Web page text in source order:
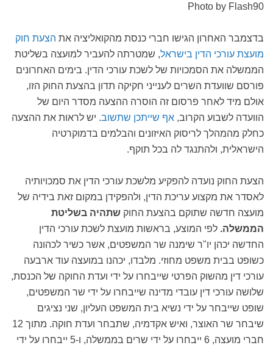
Photo by Flash90
בדצמבר האחרון הגישו חברי כנסת מהקואליציה את הצעת חוק
מועצת עורכי הדין בישראל, שמטרתה להעביר למועצה בשליטת
הממשלה את הסמכויות של לשכת עורכי הדין. בימים האחרונים
פורסם שוועדת השרים לענייני חקיקה תדון בהצעת החוק הזו,
אולם מיד לאחר פרסום זה הוסרה ההצעה מסדר היום של
הוועדה לשבוע הקרוב, אף שייתכן שתשוב. יש לראות את ההצעה
כחלק מהמהלך לריסוק האיזונים והבלמים בדמוקרטיה
הישראלית, ולהתנגד לה בכל תוקף.
הצעת החוק נועדה להפקיע מלשכת עורכי הדין את סמכויותיה
לאסדר את מקצוע עריכת הדין, ולהפקידן במקום זאת בידיה של
מועצה חדשה שתוקם בהצעת החוק שתהיה בשליטת
הממשלה. לפי המוצע, בראשות מועצת לשכת עורכי הדין
החדשה יכהן יו"ר שימנה שר המשפטים, אשר כשיר לכהונה
כשופט בבית משפט מחוזי. מלבדו, יכהנו במועצה עוד ארבעה
עורכי דין מהשוק הפרטי שייבחרו על ידי ועדת החוקה של הכנסת,
שלושה עורכי דין עובדי מדינה שייבחרו על ידי שר המשפטים,
שופט שייבחר על ידי נשיא בית המשפט העליון, שני נציגים
שיבחר שר האוצר, ואיש אקדמיה, שתבחר ועדת חוקה. מתוך 12
חברי מועצה, 6 ייבחרו על ידי שרים בממשלה, ו-5 ייבחרו על ידי